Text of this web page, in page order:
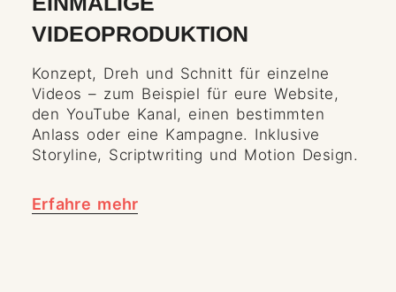
VIDEOPRODUKTION
Konzept, Dreh und Schnitt für einzelne
Videos – zum Beispiel für eure Website,
den YouTube Kanal, einen bestimmten
Anlass oder eine Kampagne. Inklusive
Storyline, Scriptwriting und Motion Design.
Erfahre mehr